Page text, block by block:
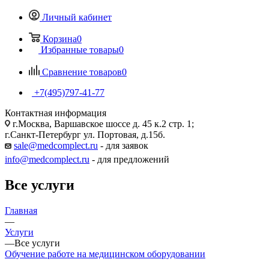
Личный кабинет
Корзина0
Избранные товары0
Сравнение товаров0
+7(495)797-41-77
Контактная информация
г.Москва, Варшавское шоссе д. 45 к.2 стр. 1;
г.Санкт-Петербург ул. Портовая, д.15б.
sale@medcomplect.ru - для заявок
info@medcomplect.ru - для предложений
Все услуги
Главная
—
Услуги
—Все услуги
Обучение работе на медицинском оборудовании